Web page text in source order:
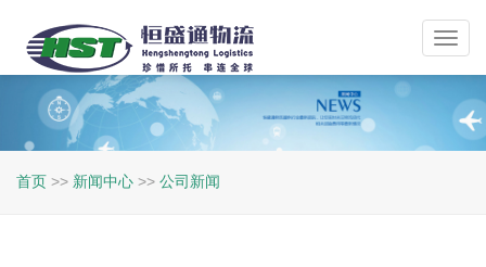
首页 >> 新闻中心 >> 公司新闻